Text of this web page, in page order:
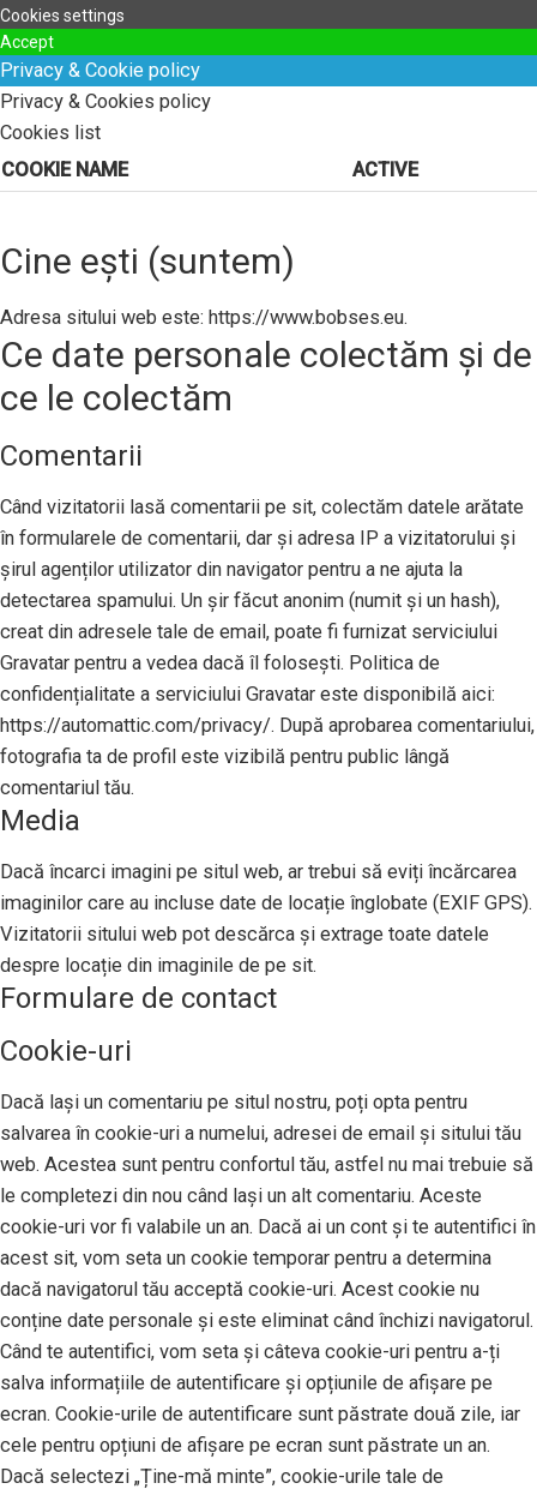
Cookies settings
Accept
Privacy & Cookie policy
Privacy & Cookies policy
Cookies list
COOKIE NAME
ACTIVE
Cine ești (suntem)
Adresa sitului web este: https://www.bobses.eu.
Ce date personale colectăm și de
ce le colectăm
Comentarii
Când vizitatorii lasă comentarii pe sit, colectăm datele arătate
în formularele de comentarii, dar și adresa IP a vizitatorului și
șirul agenților utilizator din navigator pentru a ne ajuta la
detectarea spamului. Un șir făcut anonim (numit și un hash),
creat din adresele tale de email, poate fi furnizat serviciului
Gravatar pentru a vedea dacă îl folosești. Politica de
confidențialitate a serviciului Gravatar este disponibilă aici:
https://automattic.com/privacy/. După aprobarea comentariului,
fotografia ta de profil este vizibilă pentru public lângă
comentariul tău.
Media
Dacă încarci imagini pe situl web, ar trebui să eviți încărcarea
imaginilor care au incluse date de locație înglobate (EXIF GPS).
Vizitatorii sitului web pot descărca și extrage toate datele
despre locație din imaginile de pe sit.
Formulare de contact
Cookie-uri
Dacă lași un comentariu pe situl nostru, poți opta pentru
salvarea în cookie-uri a numelui, adresei de email și sitului tău
web. Acestea sunt pentru confortul tău, astfel nu mai trebuie să
le completezi din nou când lași un alt comentariu. Aceste
cookie-uri vor fi valabile un an. Dacă ai un cont și te autentifici în
acest sit, vom seta un cookie temporar pentru a determina
dacă navigatorul tău acceptă cookie-uri. Acest cookie nu
conține date personale și este eliminat când închizi navigatorul.
Când te autentifici, vom seta și câteva cookie-uri pentru a-ți
salva informațiile de autentificare și opțiunile de afișare pe
ecran. Cookie-urile de autentificare sunt păstrate două zile, iar
cele pentru opțiuni de afișare pe ecran sunt păstrate un an.
Dacă selectezi „Ține-mă minte”, cookie-urile tale de